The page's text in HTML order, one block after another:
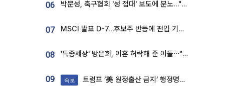
06 박문성, 축구협회 '성 접대' 보도에 분노…"다 말아먹으려고 작정했나"
07 MSCI 발표 D-7…후보주 반등에 편입 기대 재점화
08 '특종세상' 방은희, 이혼 허락해 준 아들⋯"너무 잘 커줬다" 오열
09 속보 트럼프 ‘美 원정출산 금지’ 행정명령 서명